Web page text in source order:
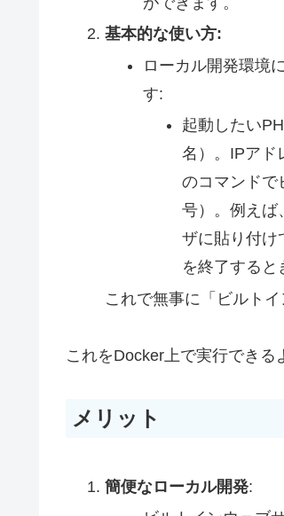
基本的な使い方:
ローカル開発環境
す:
起動したい
名 ）。IPアド
のコマンドで
号）。例えば、
ザに貼り付け
を終了すると
これで無事に「ビルト
これをDocker上で実行できる
メリット
簡便なローカル開発: